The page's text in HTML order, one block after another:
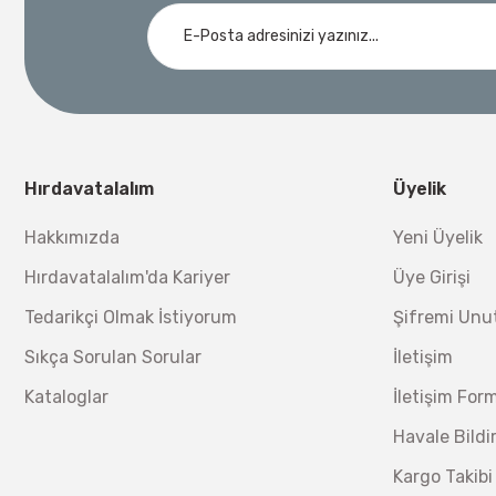
Ücretsiz Nakliye
Demiriz Kaynak
Ücretsiz Nakliye
Hırdavatalalım
Hakkımızda
Hırdavatalalım'da Kariyer
Tedarikçi Olmak İstiyorum
Sıkça Sorulan Sorular
Kataloglar
Üyelik
Yeni Üyelik
Üye Girişi
Şifremi
İletişim
İletişim
Havale
Kargo Takibi